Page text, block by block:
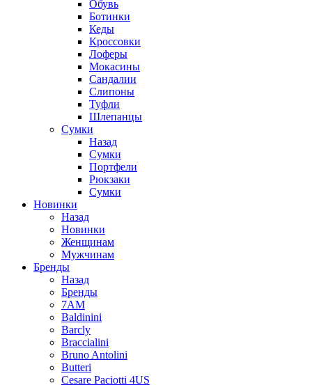
Обувь
Ботинки
Кеды
Кроссовки
Лоферы
Мокасины
Сандалии
Слипоны
Туфли
Шлепанцы
Сумки
Назад
Сумки
Портфели
Рюкзаки
Сумки
Новинки
Назад
Новинки
Женщинам
Мужчинам
Бренды
Назад
Бренды
7AM
Baldinini
Barcly
Braccialini
Bruno Antolini
Butteri
Cesare Paciotti 4US